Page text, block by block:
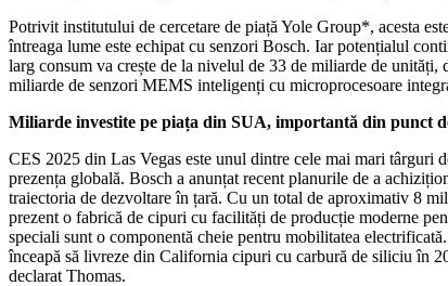
Potrivit institutului de cercetare de piață Yole Group*, acesta
întreaga lume este echipat cu senzori Bosch. Iar potențialul
larg consum va crește de la nivelul de 33 de miliarde de unități,
miliarde de senzori MEMS inteligenți cu microprocesoare
Miliarde investite pe piața din SUA, importantă din punct
CES 2025 din Las Vegas este unul dintre cele mai mari târguri
prezența globală. Bosch a anunțat recent planurile de a
traiectoria de dezvoltare în țară. Cu un total de aproximativ 8
prezent o fabrică de cipuri cu facilități de producție moderne
speciali sunt o componentă cheie pentru mobilitatea
înceapă să livreze din California cipuri cu carbură de siliciu în
declarat Thomas.